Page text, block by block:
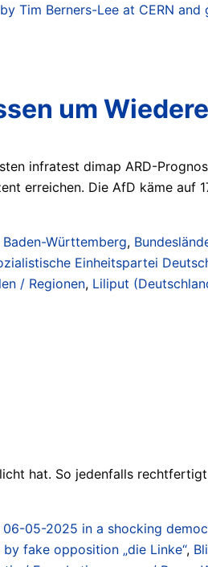
Tim Berners-Lee at CERN
um
infratest dimap ARD-
erreichen. Die AfD käme auf
Baden-Württemberg,
Einheitspartei
/ Regionen, Liliput
hat. So jedenfalls
06-05-2025 in a shocking
fake opposition „die Linke“,